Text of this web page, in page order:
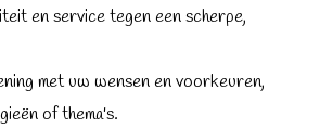
en service tegen een scherpe,
met uw wensen en voorkeuren,
of thema's.